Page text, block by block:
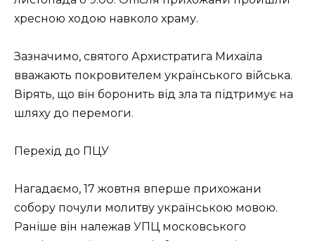
хресною ходою навколо храму.
Зазначимо, святого Архистратига Михаїла
вважають покровителем українського війська.
Вірять, що він боронить від зла та підтримує на
шляху до перемоги.
Перехід до ПЦУ
Нагадаємо, 17 жовтня вперше прихожани
собору почули молитву українською мовою.
Раніше він належав УПЦ московського